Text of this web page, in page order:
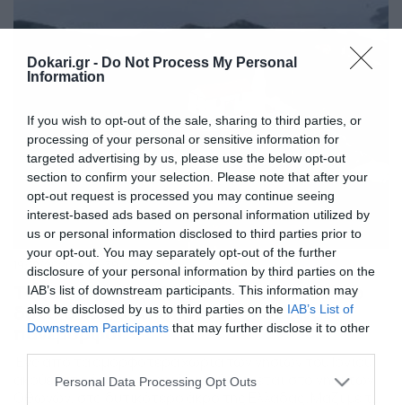
Dokari.gr - Do Not Process My Personal
Information
If you wish to opt-out of the sale, sharing to third parties, or
processing of your personal or sensitive information for
targeted advertising by us, please use the below opt-out
section to confirm your selection. Please note that after your
opt-out request is processed you may continue seeing
interest-based ads based on personal information utilized by
us or personal information disclosed to third parties prior to
your opt-out. You may separately opt-out of the further
disclosure of your personal information by third parties on the
IAB’s list of downstream participants. This information may
also be disclosed by us to third parties on the IAB’s List of
Downstream Participants that may further disclose it to other
Please note that this website/app uses one or more Google
Personal Data Processing Opt Outs
19/12/2020 09:39
Ταξίδι: Το γνωρίζατε; Αυτό είναι το πιο
δυτικό χωριό της Ελλάδας και είναι
πανέμορφο!
ακούει στο όνομα «Χωριό» και βρίσκεται στο νησί των